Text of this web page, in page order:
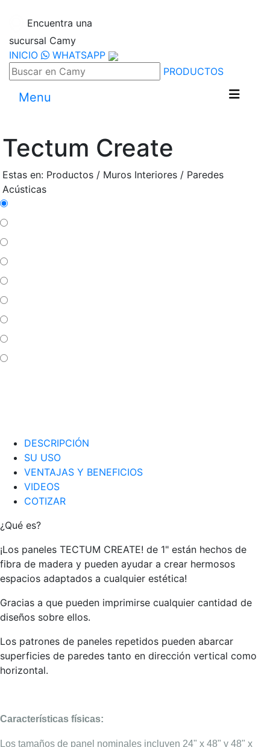
Encuentra una
sucursal Camy
INICIO
WHATSAPP
PRODUCTOS
Menu
Tectum Create
Estas en: Productos / Muros Interiores / Paredes
Acústicas
DESCRIPCIÓN
SU USO
VENTAJAS Y BENEFICIOS
VIDEOS
COTIZAR
¿Qué es?
¡Los paneles TECTUM CREATE! de 1" están hechos de
fibra de madera y pueden ayudar a crear hermosos
espacios adaptados a cualquier estética!
Gracias a que pueden imprimirse cualquier cantidad de
diseños sobre ellos.
Los patrones de paneles repetidos pueden abarcar
superficies de paredes tanto en dirección vertical como
horizontal.
Características físicas:
Los tamaños de panel nominales incluyen 24" x 48" y 48" x